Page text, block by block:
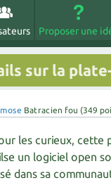
Proposer une
sur la
mose Batracien fou (349
les curieux, cette
un logiciel open
dans sa